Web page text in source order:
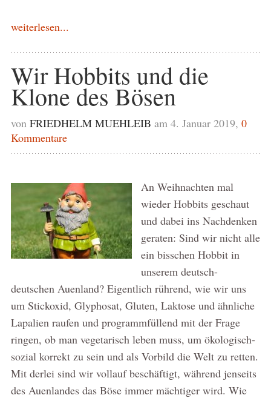
weiterlesen...
Wir Hobbits und die
Klone des Bösen
von FRIEDHELM MUEHLEIB am 4. Januar 2019, 0
Kommentare
An Weihnachten mal
wieder Hobbits geschaut
und dabei ins Nachdenken
geraten: Sind wir nicht alle
ein bisschen Hobbit in
unserem deutsch-
deutschen Auenland? Eigentlich rührend, wie wir uns
um Stickoxid, Glyphosat, Gluten, Laktose und ähnliche
Lapalien raufen und programmfüllend mit der Frage
ringen, ob man vegetarisch leben muss, um ökologisch-
sozial korrekt zu sein und als Vorbild die Welt zu retten.
Mit derlei sind wir vollauf beschäftigt, während jenseits
des Auenlandes das Böse immer mächtiger wird. Wie